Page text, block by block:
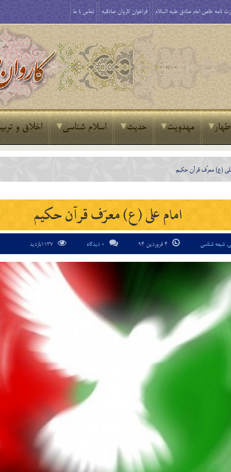
نامه خاص امام صادق علیه السلام فراخوان کاروان صادقیه تماس با ما
مهدویت حدیث اسلام شناسی اخلاق و
(ع) معرّف قرآن حكيم
امام علی (ع) معرّف قرآن حكيم
,شیعه شناسی 0 دیدگاه